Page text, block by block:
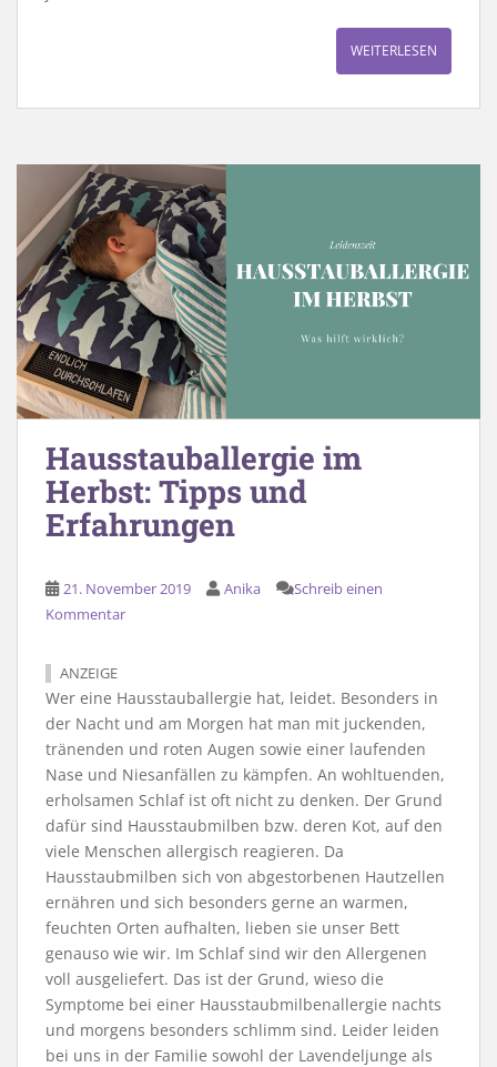
WEITERLESEN
Hausstauballergie im
Herbst: Tipps und
Erfahrungen
21. November 2019 Anika
Schreib einen
Kommentar
ANZEIGE
Wer eine Hausstauballergie hat, leidet. Besonders in
der Nacht und am Morgen hat man mit juckenden,
tränenden und roten Augen sowie einer laufenden
Nase und Niesanfällen zu kämpfen. An wohltuenden,
erholsamen Schlaf ist oft nicht zu denken. Der Grund
dafür sind Hausstaubmilben bzw. deren Kot, auf den
viele Menschen allergisch reagieren. Da
Hausstaubmilben sich von abgestorbenen Hautzellen
ernähren und sich besonders gerne an warmen,
feuchten Orten aufhalten, lieben sie unser Bett
genauso wie wir. Im Schlaf sind wir den Allergenen
voll ausgeliefert. Das ist der Grund, wieso die
Symptome bei einer Hausstaubmilbenallergie nachts
und morgens besonders schlimm sind. Leider leiden
bei uns in der Familie sowohl der Lavendeljunge als